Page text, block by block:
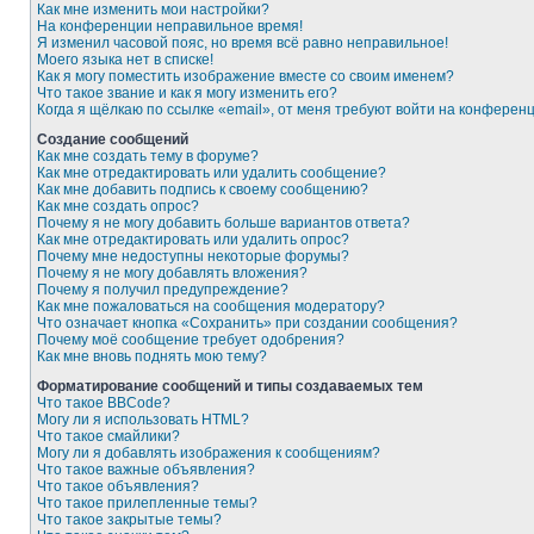
Как мне изменить мои настройки?
На конференции неправильное время!
Я изменил часовой пояс, но время всё равно неправильное!
Моего языка нет в списке!
Как я могу поместить изображение вместе со своим именем?
Что такое звание и как я могу изменить его?
Когда я щёлкаю по ссылке «email», от меня требуют войти на
Создание сообщений
Как мне создать тему в форуме?
Как мне отредактировать или удалить сообщение?
Как мне добавить подпись к своему сообщению?
Как мне создать опрос?
Почему я не могу добавить больше вариантов ответа?
Как мне отредактировать или удалить опрос?
Почему мне недоступны некоторые форумы?
Почему я не могу добавлять вложения?
Почему я получил предупреждение?
Как мне пожаловаться на сообщения модератору?
Что означает кнопка «Сохранить» при создании сообщения?
Почему моё сообщение требует одобрения?
Как мне вновь поднять мою тему?
Форматирование сообщений и типы создаваемых тем
Что такое BBCode?
Могу ли я использовать HTML?
Что такое смайлики?
Могу ли я добавлять изображения к сообщениям?
Что такое важные объявления?
Что такое объявления?
Что такое прилепленные темы?
Что такое закрытые темы?